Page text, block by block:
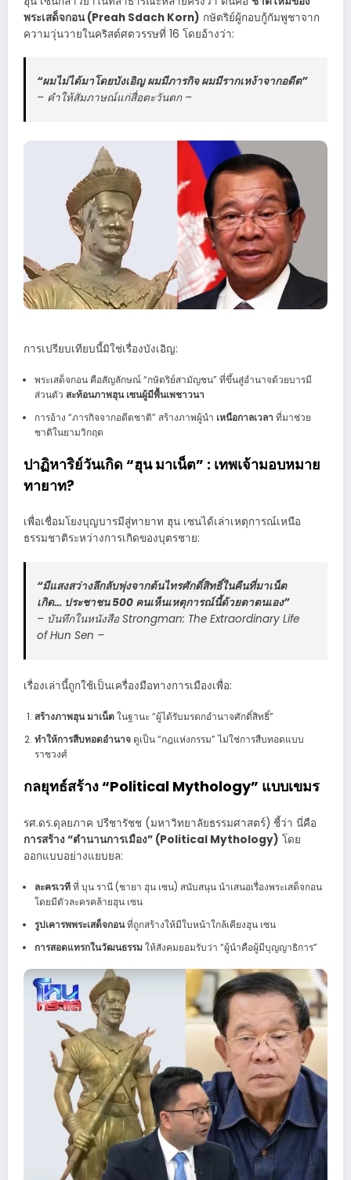
พระเสด็จกอน (Preah Sdach Korn) กษัตริย์ผู้กอบกู้กัมพูชาจาก
ความวุ่นวายในคริสต์ศตวรรษที่ 16 โดยอ้างว่า:
“ผมไม่ได้มาโดยบังเอิญ ผมมีภารกิจ ผมมีรากเหง้าจากอดีต”
– คำให้สัมภาษณ์แก่สื่อตะวันตก –
การเปรียบเทียบนี้มิใช่เรื่องบังเอิญ:
พระเสด็จกอน คือสัญลักษณ์ “กษัตริย์สามัญชน” ที่ขึ้นสู่อำนาจด้วยบารมี
ส่วนตัว สะท้อนภาพฮุน เซนผู้มีพื้นเพชาวนา
การอ้าง “ภารกิจจากอดีตชาติ” สร้างภาพผู้นำ เหนือกาลเวลา ที่มาช่วย
ชาติในยามวิกฤต
ปาฏิหาริย์วันเกิด “ฮุน มาเน็ต” : เทพเจ้ามอบหมาย
ทายาท?
เพื่อเชื่อมโยงบุญบารมีสู่ทายาท ฮุน เซนได้เล่าเหตุการณ์เหนือ
ธรรมชาติระหว่างการเกิดของบุตรชาย:
“มีแสงสว่างลึกลับพุ่งจากต้นไทรศักดิ์สิทธิ์ในคืนที่มาเน็ต
เกิด… ประชาชน 500 คนเห็นเหตุการณ์นี้ด้วยตาตนเอง”
– บันทึกในหนังสือStrongman: The Extraordinary Life
of Hun Sen –
เรื่องเล่านี้ถูกใช้เป็นเครื่องมือทางการเมืองเพื่อ:
สร้างภาพฮุน มาเน็ตในฐานะ “ผู้ได้รับมรดกอำนาจศักดิ์สิทธิ์”
ทำให้การสืบทอดอำนาจดูเป็น “กฎแห่งกรรม” ไม่ใช่การสืบทอดแบบ
ราชวงศ์
กลยุทธ์สร้าง “Political Mythology” แบบเขมร
รศ.ดร.ดุลยภาค ปรีชารัชช (มหาวิทยาลัยธรรมศาสตร์) ชี้ว่า นี่คือ
การสร้าง “ตำนานการเมือง” (Political Mythology) โดย
ออกแบบอย่างแยบยล:
ละครเวทีที่ บุน รานี (ชายา ฮุน เซน) สนับสนุน นำเสนอเรื่องพระเสด็จกอน
โดยมีตัวละครคล้ายฮุน เซน
รูปเคารพพระเสด็จกอนที่ถูกสร้างให้มีใบหน้าใกล้เคียงฮุน เซน
การสอดแทรกในวัฒนธรรมให้สังคมยอมรับว่า “ผู้นำคือผู้มีบุญญาธิการ”